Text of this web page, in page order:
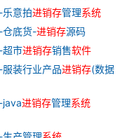
-乐意拍进销存管理系统
-仓底货-进销存源码
-超市进销存销售软件
-服装行业产品进销存(数据
-java进销存管理系统